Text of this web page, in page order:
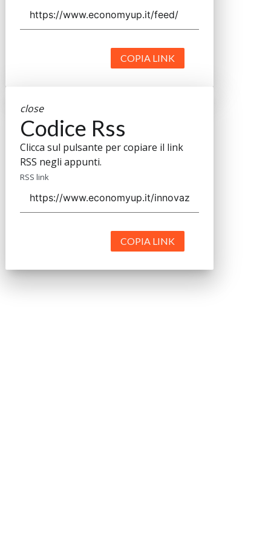
COPIA LINK
close
Codice Rss
Clicca sul pulsante per copiare il link
RSS negli appunti.
RSS link
COPIA LINK